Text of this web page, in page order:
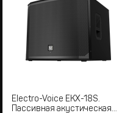
Electro-Voice EKX-18S.
Пассивная акустическая